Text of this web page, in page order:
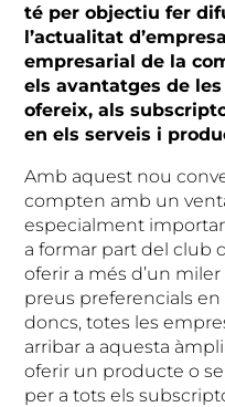
té per objectiu fer
l’actualitat
empresarial de la
els avantatges de
ofereix, als
en els serveis i
Amb aquest nou
compten amb un
especialment
a formar part del club
oferir a més d’un
preus preferencials
doncs, totes les
arribar a aquesta
oferir un producte o
per a tots els